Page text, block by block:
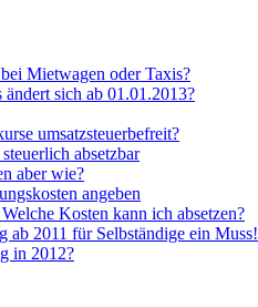
Mietwagen oder Taxis?
ändert sich ab 01.01.2013?
umsatzsteuerbefreit?
absetzbar
aber wie?
angeben
Kosten kann ich absetzen?
ab 2011 für Selbständige ein Muss!
in 2012?